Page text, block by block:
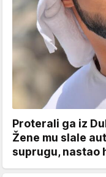
Proterali ga iz
Žene mu slale
suprugu, nastao